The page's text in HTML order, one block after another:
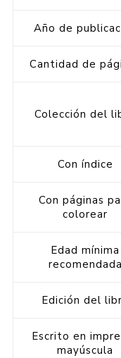
Año de
Cantidad de
Colección del
Con índice
Con páginas
colorear
Edad mínima
recomendada
Edición del
Escrito en
mayúscula